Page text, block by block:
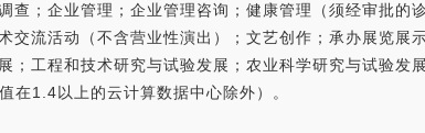
查；企业管理；企业管理咨询；健康管理（须经审批的
交流活动（不含营业性演出）；文艺创作；承办展览展
；工程和技术研究与试验发展；农业科学研究与试验发
在1.4以上的云计算数据中心除外）。